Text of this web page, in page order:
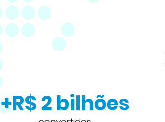
+R$ 2 bilhões